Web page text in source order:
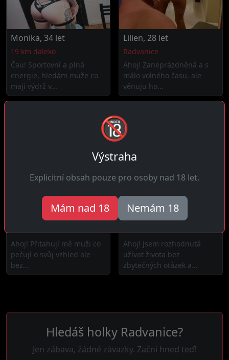
Monika, 34 let
19 km daleko
Čau! Sportovní a plná
energie, hledám muže co
mají výdrž v...
Lilien, 28 let
Radvanice
Ahoj! Zaneprázdněná a s
málo volného času, ale
věnuju ho...
Květa, 37 let
2 km daleko
Ahoj! Přitahují mě muži co
pečují o svůj vzhled ale
bez...
Radvanice
Ahoj! Jsem rozhodnutá
užívat života bez
zbytečných otázek a...
Hledáš holky Radvanice?
Jen zábava, žádné závazky. Začni hned teď!
🔞
Výstraha
Explicitní obsah pouze pro osoby nad 18 let.
Mám nad 18 Nemám 18